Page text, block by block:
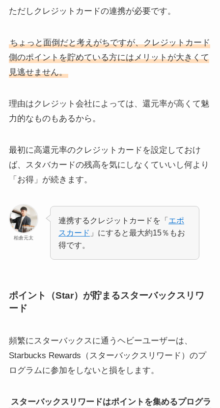
ただしクレジットカードの連携が必要です。
ちょっと面倒だと考えがちですが、クレジットカード
側のポイントを貯めている方にはメリットが大きくて
見逃せません。
理由はクレジット会社によっては、還元率が高くて魅
力的なものもあるから。
最初に高還元率のクレジットカードを設定しておけ
ば、スタバカードの残高を気にしなくていいし何より
「お得」が続きます。
柏倉元太
連携するクレジットカードを「エポ
スカード 」にすると最大約15％もお
得です。
ポイント（Star）が貯まるスターバックスリワ
ード
頻繁にスターバックスに通うヘビーユーザーは、
Starbucks Rewards（スターバックスリワード）のプ
ログラムに参加をしないと損をします。
スターバックスリワードはポイントを集めるプログラ